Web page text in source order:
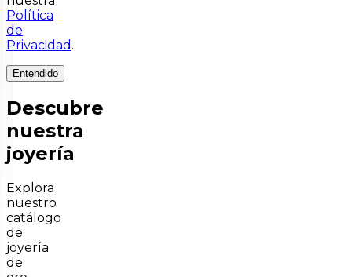
Política
de
Privacidad .
Entendido
Descubre
nuestra
joyería
Explora
nuestro
catálogo
de
joyería
de